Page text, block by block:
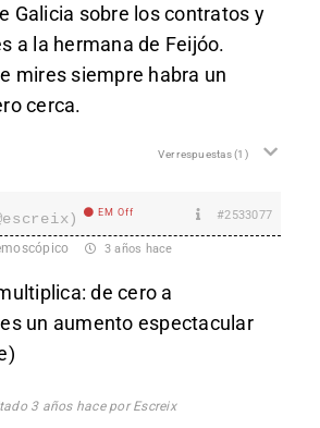
Galicia sobre los contratos y
a la hermana de Feijóo.
mires siempre habra un
cerca.
Ver respuestas(1)
EM Off #2533077
3 años hace
de cero a
un aumento espectacular
3 años hace por Escreix